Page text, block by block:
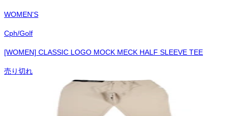
WOMEN'S
Cph/Golf
[WOMEN] CLASSIC LOGO MOCK MECK HALF SLEEVE TEE
売り切れ